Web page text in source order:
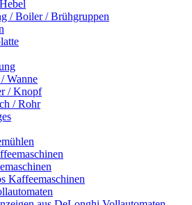
/ Boiler / Brühgruppen
Wanne
/ Knopf
/ Rohr
Kaffeemaschinen